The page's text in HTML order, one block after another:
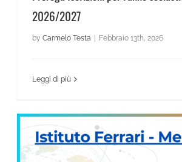
2026/2027
byCarmelo Testa | Febbraio 13th, 2026
Leggi di più